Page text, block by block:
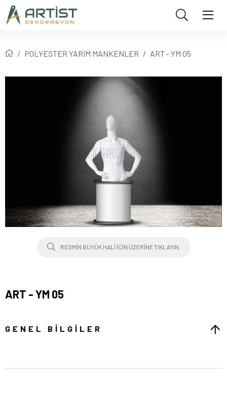
POLYESTER YARIM MANKENLER ART - YM 05
RESMIN BÜYÜK HALI IÇIN ÜZERINE TIKLAYIN.
ART - YM 05
GENEL BILGILER